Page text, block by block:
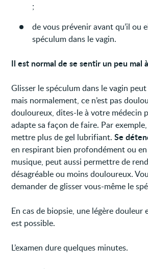
;
de vous prévenir avant qu’il ou
spéculum dans le vagin.
Il est normal de se sentir un peu mal à
Glisser le spéculum dans le vagin
mais normalement, ce n’est pas
douloureux, dites-le à votre médecin
adapte sa façon de faire. Par
mettre plus de gel lubrifiant.Se
en respirant bien profondément ou
musique, peut aussi permettre de
désagréable ou moins douloureux.
demander de glisser vous-même le
En cas de biopsie, une légère douleur
est possible.
L’examen dure quelques minutes.